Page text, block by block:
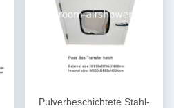
Pulverbeschichtete Stahl-